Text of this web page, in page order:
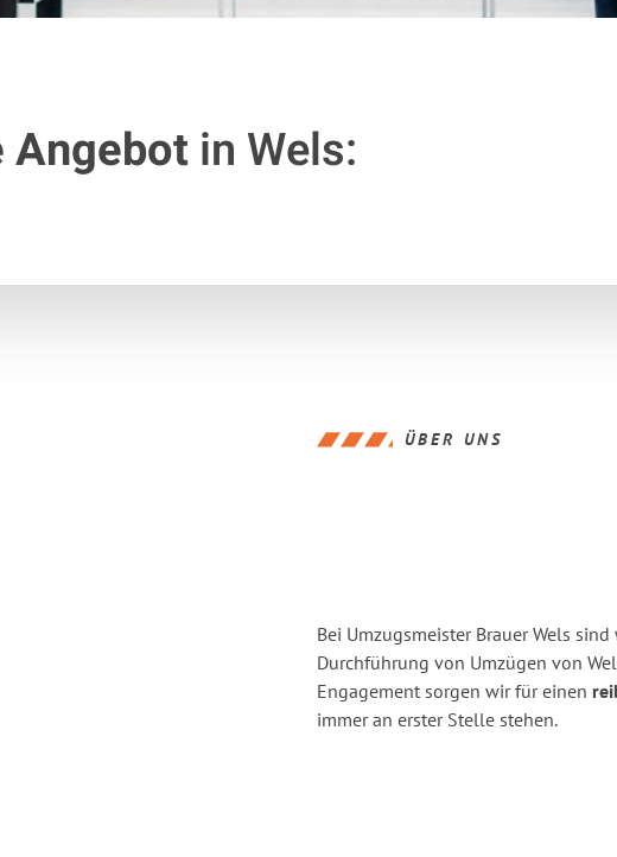
Angebotin Wels:
ÜBER UNS
Bei Umzugsmeister Brauer Wels
Durchführung von Umzügen von
Engagement sorgen wir für einen
immer an erster Stelle stehen.